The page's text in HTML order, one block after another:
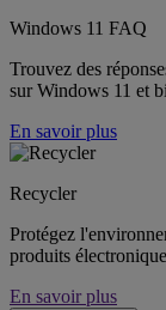
Windows 11 FAQ
Trouvez des
sur Windows 11 et
En savoir plus
Recycler
Protégez
produits
En savoir plus